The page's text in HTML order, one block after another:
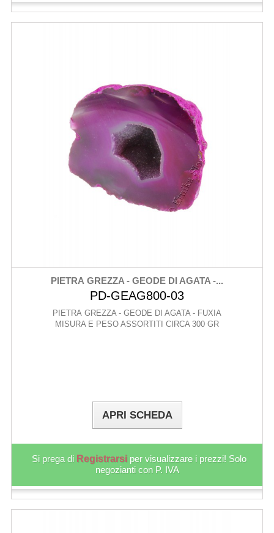
PIETRA GREZZA - GEODE DI AGATA -...
PD-GEAG800-03
PIETRA GREZZA - GEODE DI AGATA - FUXIA
MISURA E PESO ASSORTITI CIRCA 300 GR
APRI SCHEDA
Si prega di Registrarsi per visualizzare i prezzi! Solo
negozianti con P. IVA